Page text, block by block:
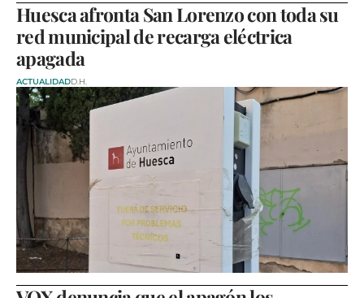
Huesca afronta San Lorenzo con toda su
red municipal de recarga eléctrica
apagada
ACTUALIDADD.H.